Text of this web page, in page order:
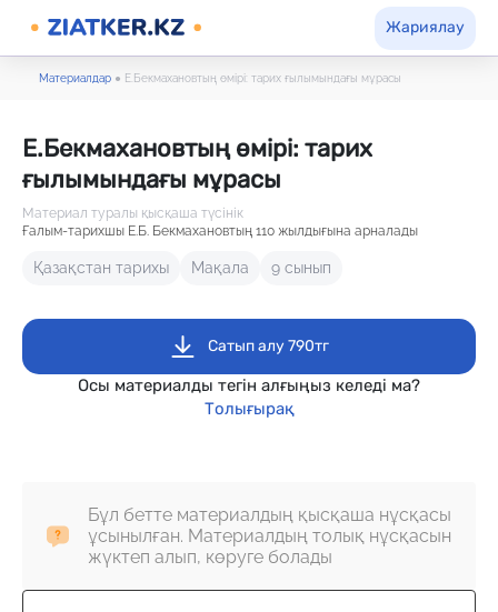
Жариялау
Материалдар ● Е.Бекмахановтың өмірі: тарих ғылымындағы мұрасы
Е.Бекмахановтың өмірі: тарих
ғылымындағы мұрасы
Материал туралы қысқаша түсінік
Ғалым-тарихшы Е.Б. Бекмахановтың 110 жылдығына арналады
Қазақстан тарихы Мақала 9 сынып
Сатып алу 790тг
Осы материалды тегін алғыңыз келеді ма?
Толығырақ
Бұл бетте материалдың қысқаша нұсқасы
ұсынылған. Материалдың толық нұсқасын
жүктеп алып, көруге болады